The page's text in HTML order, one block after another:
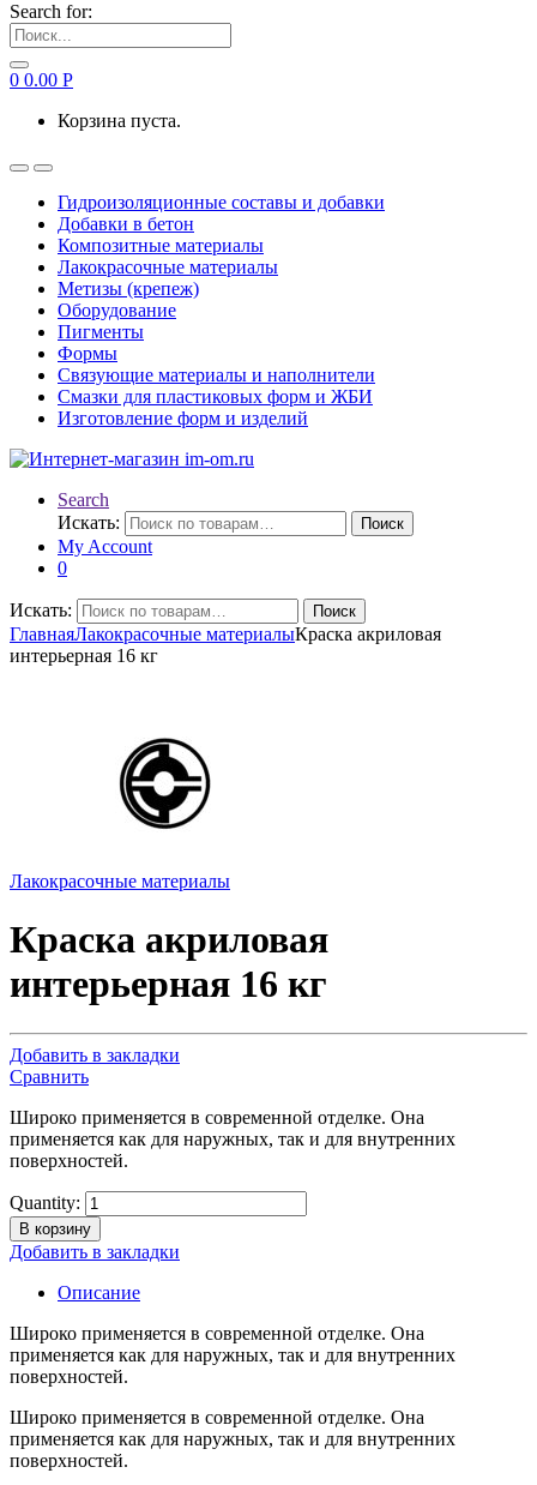
Search for:
0 0.00 Р
Корзина пуста.
Гидроизоляционные составы и добавки
Добавки в бетон
Композитные материалы
Лакокрасочные материалы
Метизы (крепеж)
Оборудование
Пигменты
Формы
Связующие материалы и наполнители
Смазки для пластиковых форм и ЖБИ
Изготовление форм и изделий
Search
Искать:
Поиск
My Account
0
Искать: Поиск
ГлавнаяЛакокрасочные материалыКраска акриловая
интерьерная 16 кг
Лакокрасочные материалы
Краска акриловая
интерьерная 16 кг
Добавить в закладки
Сравнить
Широко применяется в современной отделке. Она
применяется как для наружных, так и для внутренних
поверхностей.
Quantity:
В корзину
Добавить в закладки
Описание
Широко применяется в современной отделке. Она
применяется как для наружных, так и для внутренних
поверхностей.
Широко применяется в современной отделке. Она
применяется как для наружных, так и для внутренних
поверхностей.